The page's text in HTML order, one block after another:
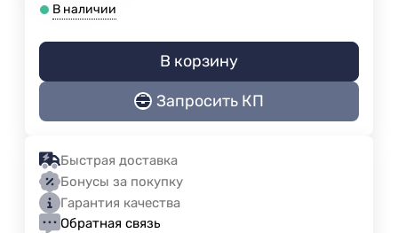
В наличии
В корзину
Запросить КП
Быстрая доставка
Бонусы за покупку
Гарантия качества
Обратная связь